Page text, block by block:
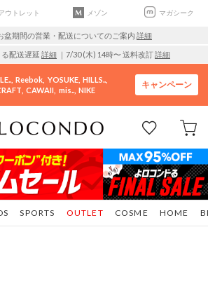
ウトレット メゾン マガシーク
盆期間の営業・配送についてのご案内 詳細
配送遅延 詳細 ｜7/30 (木) 14時〜 送料改訂詳細
Reebok YOSUKE HILLS..
CAWAII mis.. NIKE
キャンペーン
SPORTS COSME HOME
OUTLET